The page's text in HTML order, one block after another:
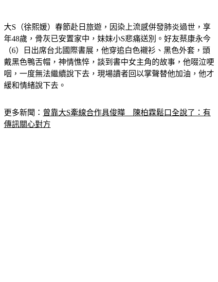
大S（徐熙媛）春節赴日旅遊，因染上流感併發肺炎過世，享
年48歲，骨灰已安置家中，妹妹小S悲痛送別。好友蔡康永今
（6）日出席台北國際書展，他穿追白色襯衫、黑色外套，頭
戴黑色鴨舌帽，神情憔悴，談到書中女主角的故事，他啜泣哽
咽，一度無法繼續說下去，現場讀者回以掌聲替他加油，他才
緩和情緒說下去。
更多新聞： 曾靠大S牽線合作具俊曄　陳柏霖鬆口全說了：有
傳訊關心對方